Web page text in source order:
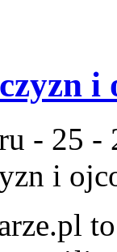
i
- 25 -
i